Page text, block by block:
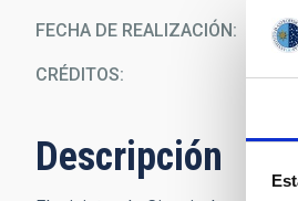
FECHA DE REALIZACIÓN
CRÉDITOS
Descripción